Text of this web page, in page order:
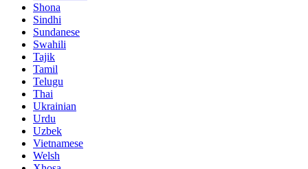
Shona
Sindhi
Sundanese
Swahili
Tajik
Tamil
Telugu
Thai
Ukrainian
Urdu
Uzbek
Vietnamese
Welsh